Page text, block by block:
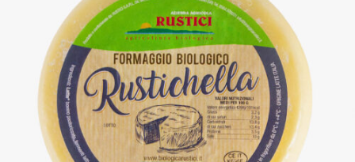
DETTAGLI